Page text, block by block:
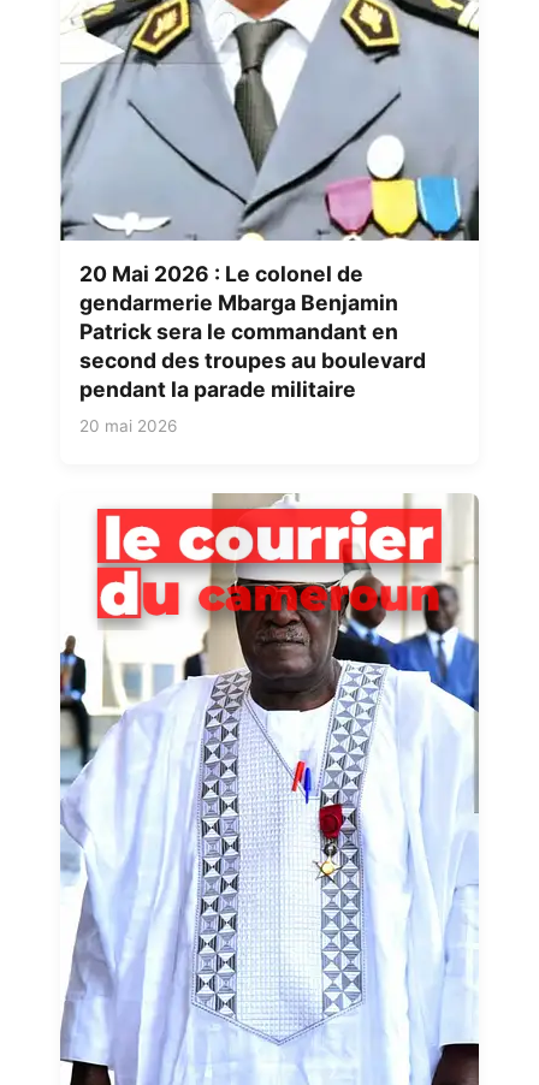
20 Mai 2026 : Le colonel de
gendarmerie Mbarga Benjamin
Patrick sera le commandant en
second des troupes au boulevard
pendant la parade militaire
20 mai 2026